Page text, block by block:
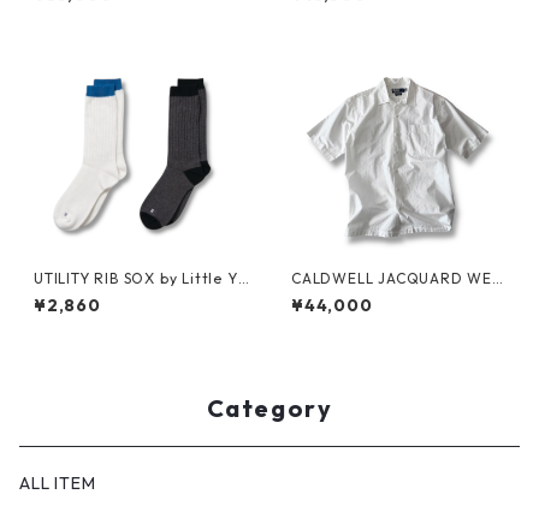
UTILITY RIB SOX by Little Ya
rmouth
¥2,860
CALDWELL JACQUARD WEA
VE S/S SHIRT by Polo Ralph
Lauren
¥44,000
Category
ALL ITEM